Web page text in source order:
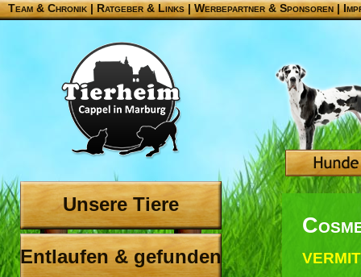
Team & Chronik |Ratgeber & Links|Werbepartner & Sponsoren|
Unsere Tiere
Entlaufen & gefunden